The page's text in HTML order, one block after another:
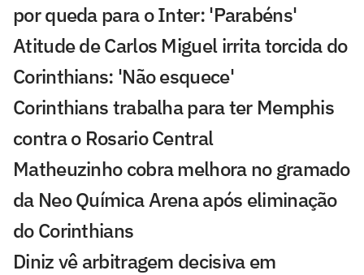
por queda para o Inter: 'Parabéns'
Atitude de Carlos Miguel irrita torcida do
Corinthians: 'Não esquece'
Corinthians trabalha para ter Memphis
contra o Rosario Central
Matheuzinho cobra melhora no gramado
da Neo Química Arena após eliminação
do Corinthians
Diniz vê arbitragem decisiva em